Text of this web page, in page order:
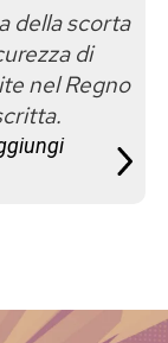
della scorta
di
nel Regno